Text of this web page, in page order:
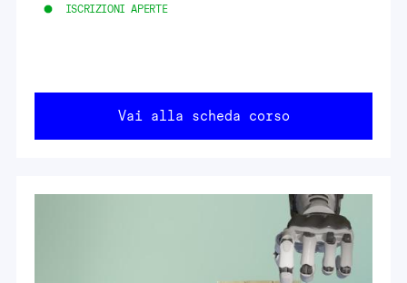
ISCRIZIONI APERTE
Vai alla scheda corso